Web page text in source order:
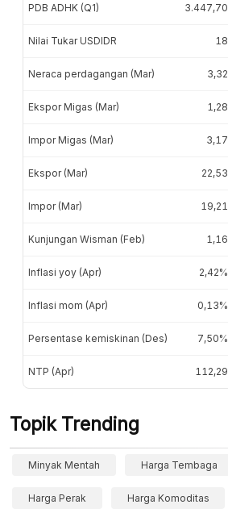
PDB ADHK (Q1) 3.447,70
Nilai Tukar USDIDR 18
Neraca perdagangan (Mar) 3,32
Ekspor Migas (Mar) 1,28
Impor Migas (Mar) 3,17
Ekspor (Mar) 22,53
Impor (Mar) 19,21
Kunjungan Wisman (Feb) 1,16
Inflasi yoy (Apr) 2,42%
Inflasi mom (Apr) 0,13%
Persentase kemiskinan (Des) 7,50%
NTP (Apr) 112,29
Topik Trending
Minyak Mentah Harga Tembaga
Harga Perak Harga Komoditas